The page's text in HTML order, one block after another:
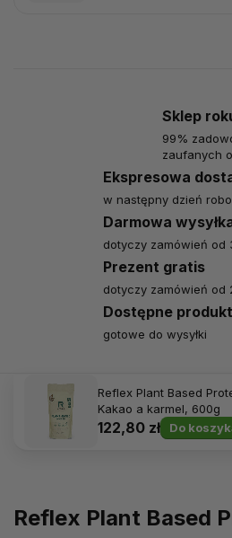
Ekspresowa
w następny dzień
Darmowa
dotyczy zamówień od
Prezent gratis
dotyczy zamówień od
Dostępne
gotowe do wysyłki
Sklep
99%
zaufanych
Reflex Plant Based
Kakao a karmel, 600g
122,80 zł Do
Reflex Plant Based